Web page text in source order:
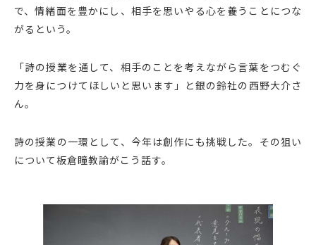
で、情緒面を豊かにし、相手を思いやる心を養うことにつな
がるという。
「詩の授業を通して、相手のことを考えながら言葉をつむぐ
力を身につけてほしいと思います」と銀の鈴社の西野大介さ
ん。
詩の授業の一環として、今年は創作にも挑戦した。その狙い
について板倉瞳教諭がこう話す。